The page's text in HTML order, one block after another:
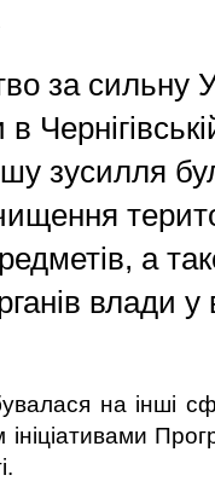
за сильну
зусилля
а
влади у
на інші